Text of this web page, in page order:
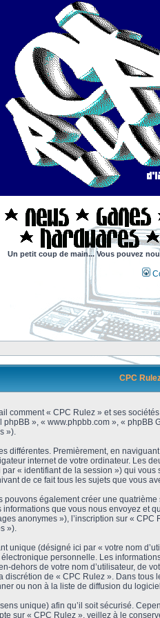
Un petit coup de main... Vous pouvez
CPC
comment « CPC Rulez » et ses
», « www.phpbb.com », «
»).
différentes. Premièrement, en
internet de votre ordinateur. Les
« identifiant de la session ») qui
de ce fait tous les sujets que vous
pouvons également créer une
que vous nous envoyez et
anonymes »), l’inscription sur «
»).
unique (désigné ici par « votre nom
personnelle. Les
dehors de votre nom d’utilisateur, de
discrétion de « CPC Rulez ». Dans
ou non à la liste de diffusion du
unique) afin qu’il soit sécurisé.
sur « CPC Rulez », veillez à le